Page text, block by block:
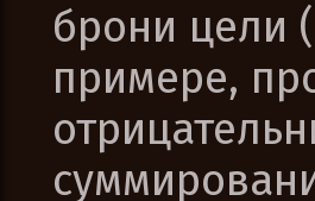
брони цели
примере,